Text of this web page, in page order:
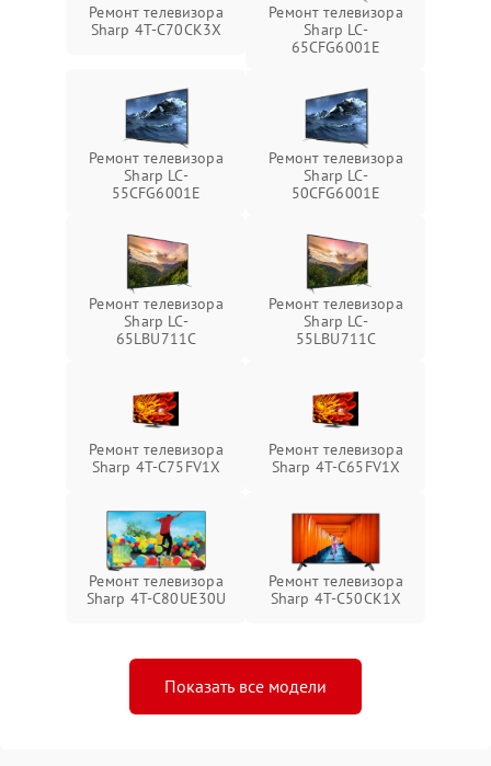
Ремонт телевизора
Sharp 4T-C70CK3X
Ремонт телевизора
Sharp LC-
65CFG6001E
Ремонт телевизора
Sharp LC-
55CFG6001E
Ремонт телевизора
Sharp LC-
50CFG6001E
Ремонт телевизора
Sharp LC-
65LBU711C
Ремонт телевизора
Sharp LC-
55LBU711C
Ремонт телевизора
Sharp 4T-C75FV1X
Ремонт телевизора
Sharp 4T-C65FV1X
Ремонт телевизора
Sharp 4T-C80UE30U
Ремонт телевизора
Sharp 4T-C50CK1X
Показать все модели